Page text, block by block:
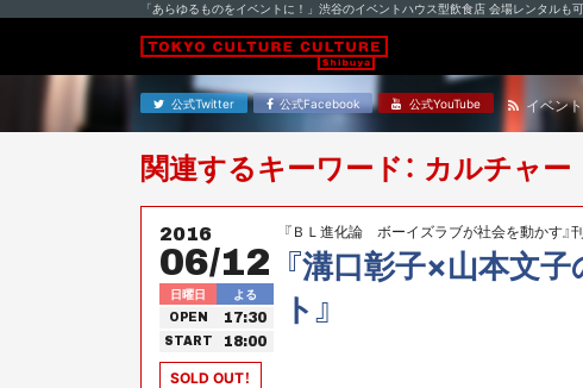
「あらゆるものをイベントに！」渋谷のイベントハウス型飲食店 会場レンタルも
公式Twitter 公式Facebook 公式YouTube イベン
関連するキーワード： カルチャー
2016
06/12
日曜日 よる
OPEN 17:30
START 18:00
『ＢＬ進化論 ボーイズラブが社会を動かす』
『溝口彰子×山本文
ト』
SOLD OUT！